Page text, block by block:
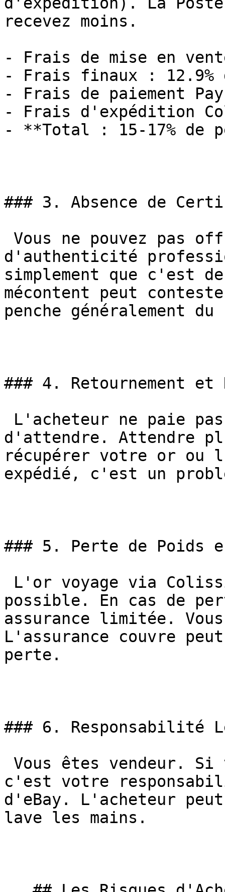
recevez moins.
- Frais de mise en
- Frais finaux : 12.9%
- Frais de paiement
- Frais d'expédition
- **Total : 15-17% de
### 3. Absence de
d'authenticité
simplement que c'est
mécontent peut
penche généralement
### 4. Retournement et
d'attendre. Attendre
récupérer votre or ou
expédié, c'est un
### 5. Perte de Poids
possible. En cas de
assurance limitée.
L'assurance couvre
perte.
### 6. Responsabilité
c'est votre
d'eBay. L'acheteur
lave les mains.